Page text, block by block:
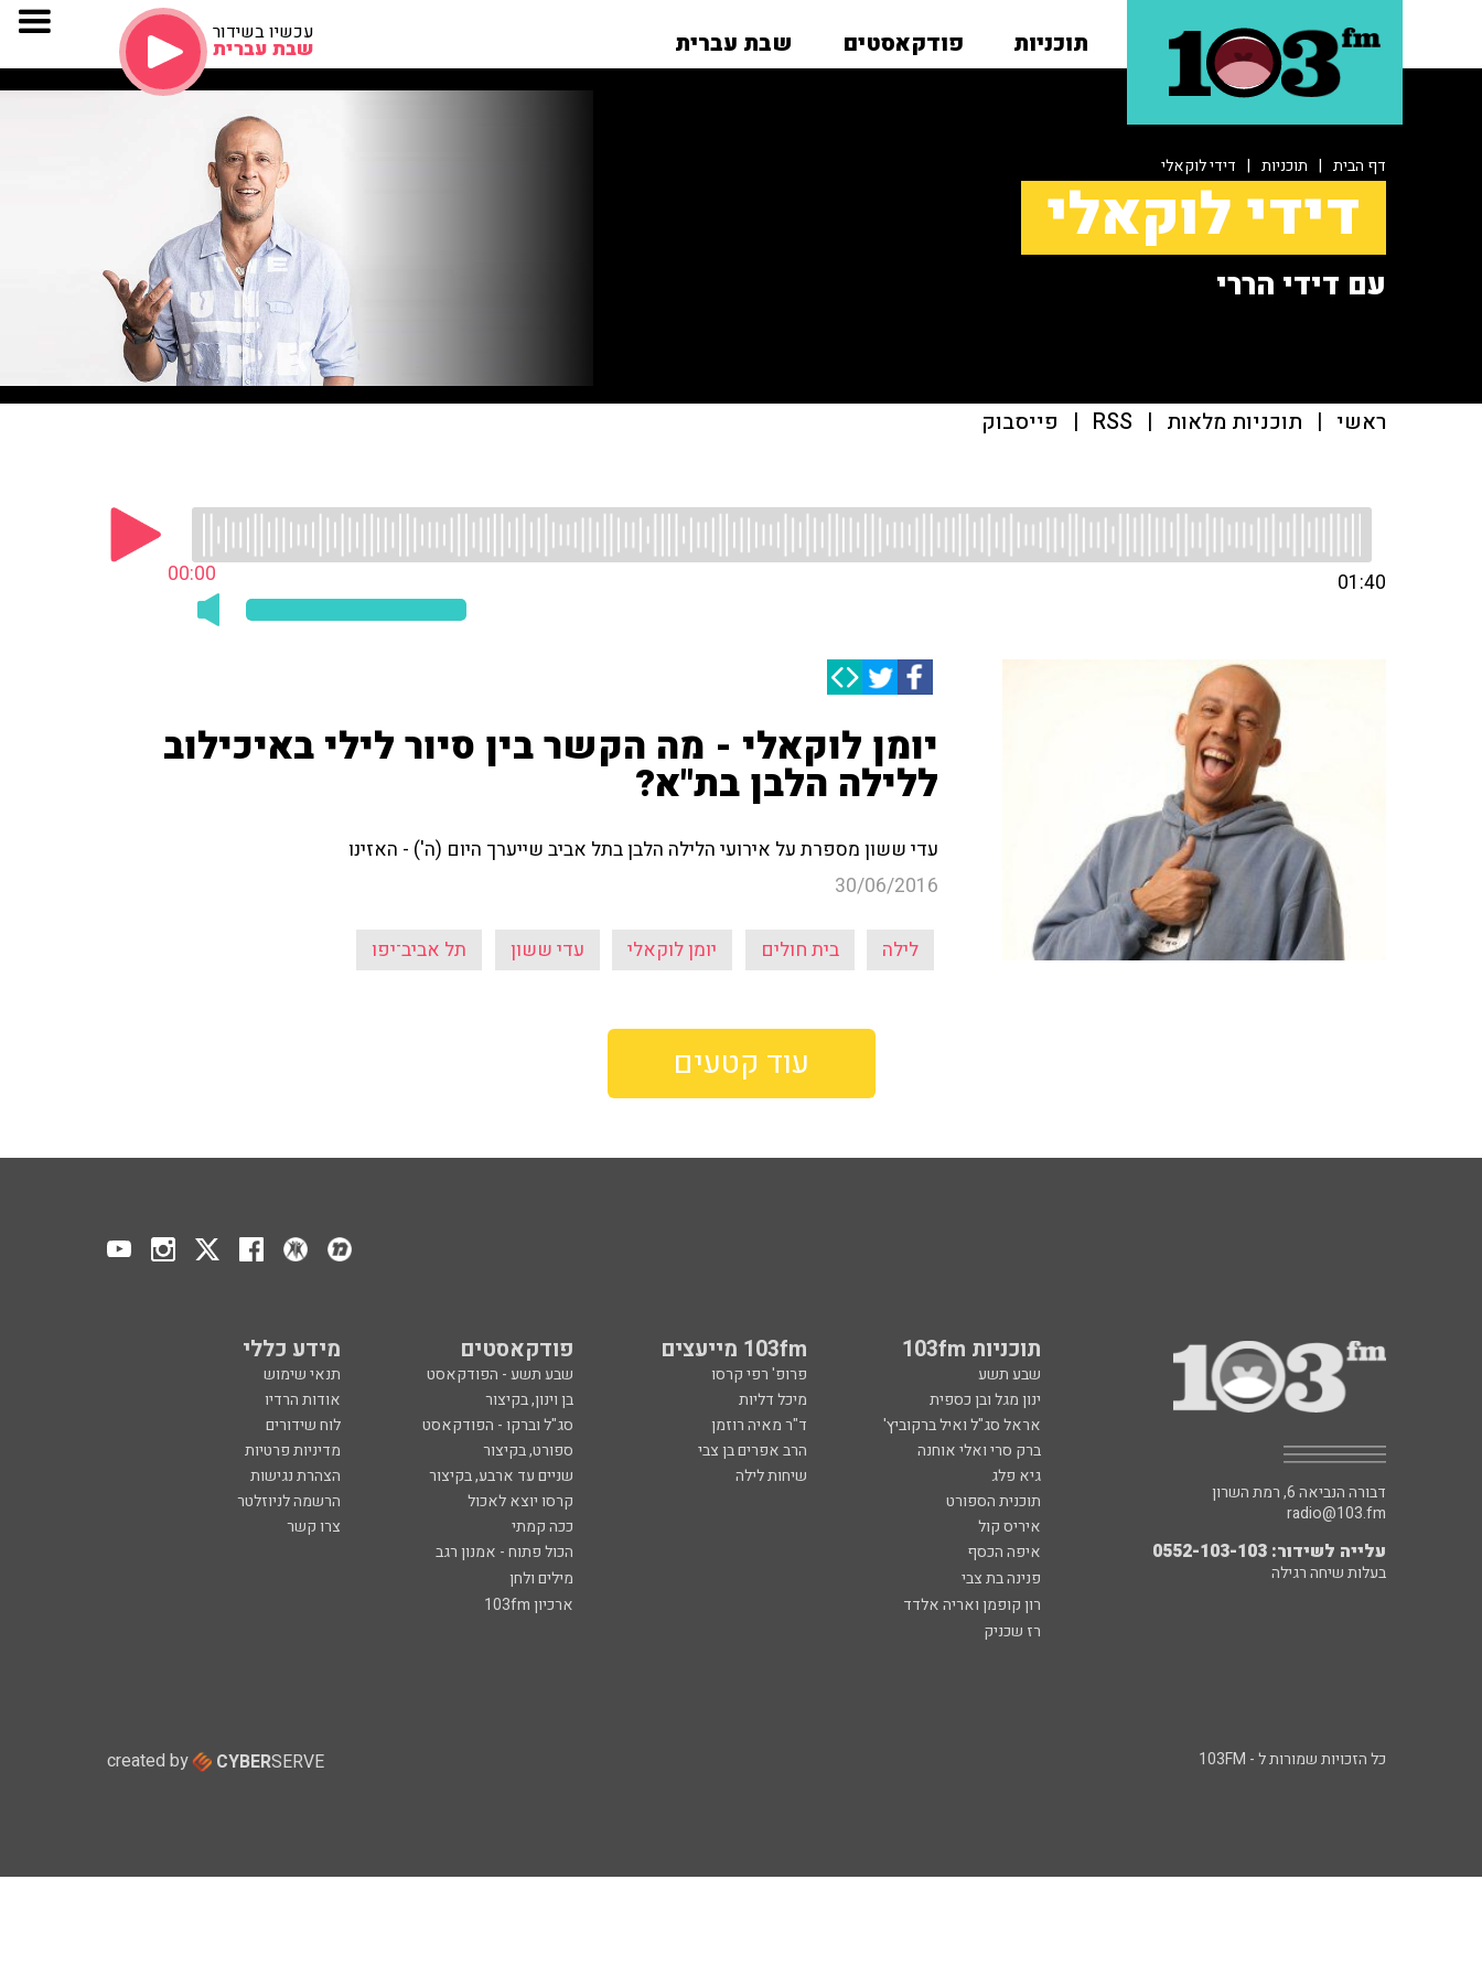
תוכניות פודקאסטים שבת עברית עכשיו בשידור
שבת עברית
דף הבית | תוכניות | דידי לוקאלי
דידי לוקאלי
עם דידי הררי
ראשי | תוכניות מלאות |
RSS
| פייסבוק
00:00 01:40
יומן לוקאלי - מה הקשר בין סיור לילי באיכילוב
ללילה הלבן בת"א?
עדי ששון מספרת על אירועי הלילה הלבן בתל אביב שייערך היום (ה') - האזינו
30/06/2016
לילה בית חולים יומן לוקאלי עדי ששון תל אביב־יפו
עוד קטעים
תוכניות 103fm 103fm מייעצים פודקאסטים מידע כללי
שבע תשע פרופ' רפי קרסו שבע תשע - הפודקאסט
תנאי שימוש
ינון מגל ובן כספית
מיכל דליות בן וינון, בקיצור
אודות הרדיו
אראל סג"ל ואיל ברקוביץ'
ד"ר מאיה רוזמן סג"ל וברקו - הפודקאסט
לוח שידורים
ברק סרי ואלי אוחנה
הרב אפרים בן צבי ספורט, בקיצור
מדיניות פרטיות
גיא פלג
שיחות לילה שניים עד ארבע, בקיצור
הצהרת נגישות
תוכנית הספורט
קרסו יוצא לאכול
הרשמה לניוזלטר
איריס קול
ככה קמתי
צרו קשר
איפה הכסף
הכול פתוח - אמנון רגב
פנינה בת צבי
מילים ולחן
רון קופמן ואריה אלדד
ארכיון 103fm
רז שכניק
דבורה הנביאה 6, רמת השרון
radio@103.fm
עלייה לשידור: 0552-103-103
בעלות שיחה רגילה
כל הזכויות שמורות ל - 103FM created by CYBERSERVE